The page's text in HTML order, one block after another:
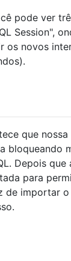
pode ver
Session",
os novos
que
bloqueando
Depois
para
de importar o